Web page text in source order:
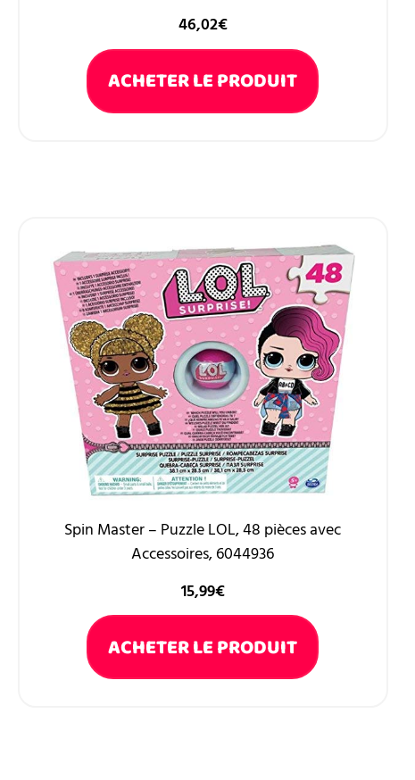
46,02€
ACHETER LE PRODUIT
Spin Master – Puzzle LOL, 48 pièces avec
Accessoires, 6044936
15,99€
ACHETER LE PRODUIT